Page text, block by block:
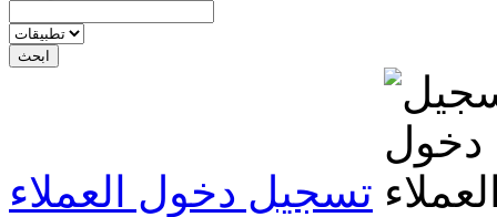
تسجيل دخول العملاء